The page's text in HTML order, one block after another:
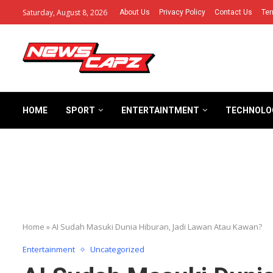
Saturday, August 8, 2026 About Us Privacy Policy Contact Us
HOME SPORT ENTERTAINTMENT
Home »AI Sudah Masuki Dunia Hiburan, Jadi Lawan Atau Kawan?
Entertainment Uncategorized